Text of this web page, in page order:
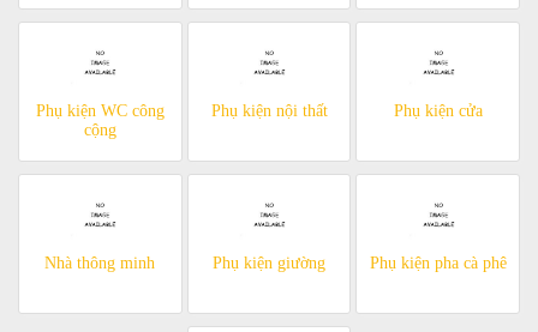
Phụ kiện WC công
cộng
Phụ kiện nội thất Phụ kiện cửa
Nhà thông minh Phụ kiện giường Phụ kiện pha cà phê